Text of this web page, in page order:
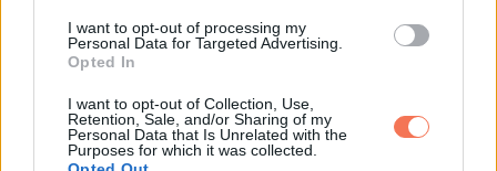
I want to opt-out of processing my
Personal Data for Targeted Advertising.
Opted In
I want to opt-out of Collection, Use,
Retention, Sale, and/or Sharing of my
Personal Data that Is Unrelated with the
Purposes for which it was collected.
Csak azt tudtam, hogy most nem akarom újra a félelem miatt
elengedni.
Van, hogy egy házasság nem azért ér véget, mert eltűnik a
szerelem, hanem mert egyik fél sem tudja, hogyan